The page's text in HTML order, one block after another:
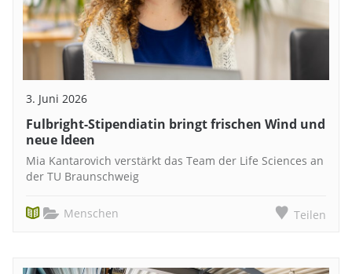
3. Juni 2026
Fulbright-Stipendiatin bringt frischen Wind und
neue Ideen
Mia Kantarovich verstärkt das Team der Life Sciences an
der TU Braunschweig
Menschen Teilen